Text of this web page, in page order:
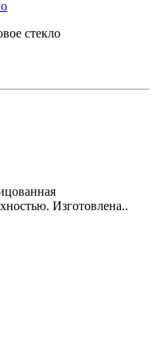
стекло
Изготовлена..